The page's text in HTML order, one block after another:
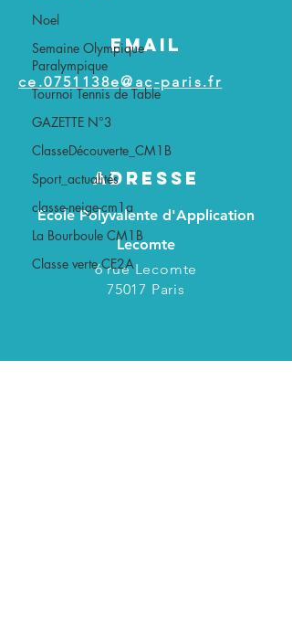
Noel
Semaine Olympique
Paralympique
Tournoi Tennis de Table
GAZETTE N°3
ClasseDécouverte_CM1B
Sport_actualités
classe-neige-cm1a
La Bourboule CM1B
Classe verte CE2A
EMAIL
ce.0751138e@ac-paris.fr
ADRESSE
Ecole Polyvalente d'Application
Lecomte
6 rue Lecomte
75017 Paris